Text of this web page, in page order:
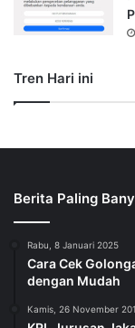
Tren Hari ini
Berita Paling
Rabu, 8 Januari 2025
Cara Cek
dengan Mudah
Kamis, 26 November